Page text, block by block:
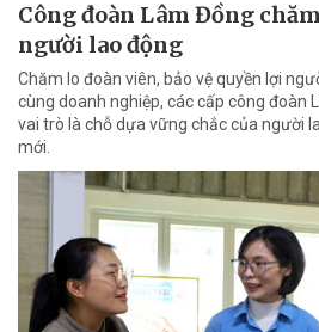
Công đoàn Lâm Đồng
người lao động
Chăm lo đoàn viên, bảo vệ quyền lợi
cùng doanh nghiệp, các cấp công đoàn
vai trò là chỗ dựa vững chắc của người
mới.